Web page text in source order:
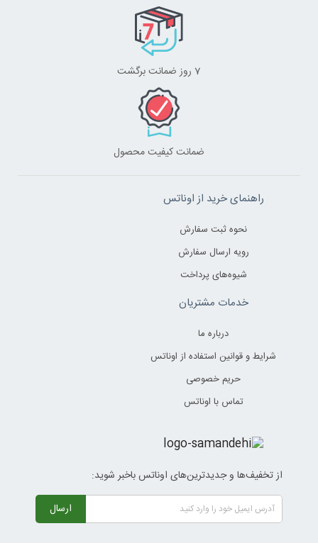
7 روز ضمانت برگشت
ضمانت کیفیت محصول
راهنمای خرید از اوناتس
نحوه ثبت سفارش
رویه ارسال سفارش
شیوه‌های پرداخت
خدمات مشتریان
درباره ما
شرایط و قوانین استفاده از اوناتس
حریم خصوصی
تماس با اوناتس
از تخفیف‌ها و جدیدترین‌های اوناتس باخبر شوید:
ارسال